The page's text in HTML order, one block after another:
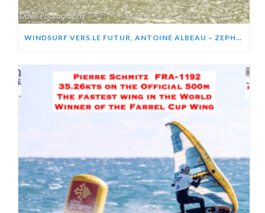
WINDSURF VERS LE FUTUR, ANTOINE ALBEAU – ZEPHIR PROJECT (VIDÉO)